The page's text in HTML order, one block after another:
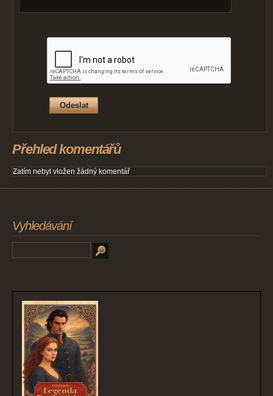
Přehled komentářů
Zatím nebyl vložen žádný komentář
Vyhledávání